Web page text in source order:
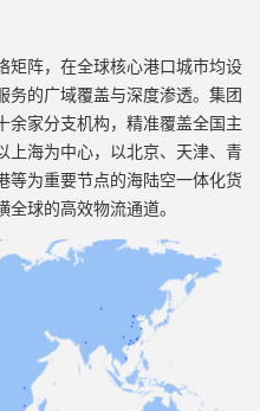
矩阵，在全球核心港口城市均设
务的广域覆盖与深度渗透。集团
余家分支机构，精准覆盖全国主
上海为中心，以北京、天津、青
等为重要节点的海陆空一体化货
球的高效物流通道。